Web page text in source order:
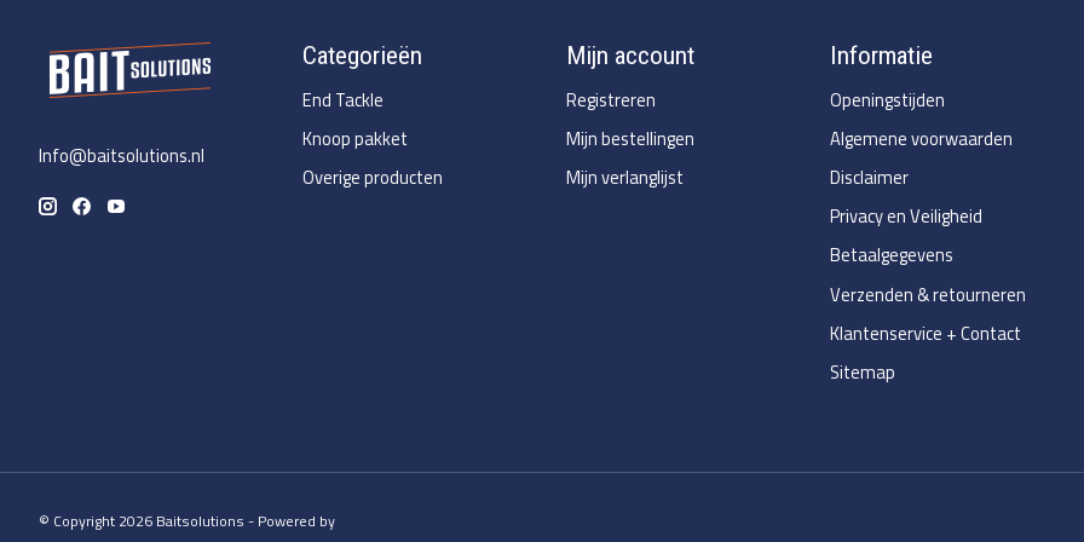
Info@baitsolutions.nl
Categorieën
End Tackle
Knoop pakket
Overige producten
Mijn account
Registreren
Mijn bestellingen
Mijn verlanglijst
Informatie
Openingstijden
Algemene voorwaarden
Disclaimer
Privacy en Veiligheid
Betaalgegevens
Verzenden & retourneren
Klantenservice + Contact
Sitemap
© Copyright 2026 Baitsolutions - Powered by